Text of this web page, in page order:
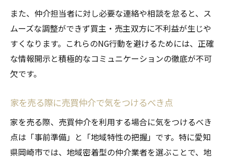
また、仲介担当者に対し必要な連絡や相談を怠ると、ス
ムーズな調整ができず買主・売主双方に不利益が生じや
すくなります。これらのNG行動を避けるためには、正確
な情報開示と積極的なコミュニケーションの徹底が不可
欠です。
家を売る際に売買仲介で気をつけるべき点
家を売る際、売買仲介を利用する場合に気をつけるべき
点は「事前準備」と「地域特性の把握」です。特に愛知
県岡崎市では、地域密着型の仲介業者を選ぶことで、地